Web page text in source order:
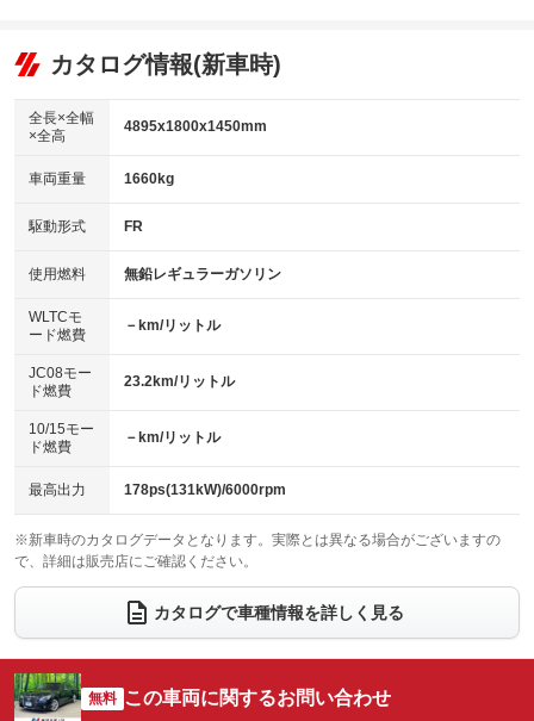
リフトアップ
：装備なし
：装備なし
パワーウィンドウ
アイドリングストップ
：装備なし
USB入力端子
：装備なし
100V電源
：装備なし
センターデフロック
：装備なし
電動格納ミラー
：装備あり
ビジュアル：-／DVD再生
：装備あり
：装備あり
革シート
キーレス
HID(キセノンライト)
：装備あり
バックカメラ
：装備あり
エアロ
：装備なし
：装備なし
パワーシート
ベンチシート
：装備なし
チップアップシート
：装備なし
：装備なし ：装備あり
ウォークスルー
：装備なし
電動リアゲート フロントカメラ
：装備あり
：装備なし ：装備あり
サイドカメラ
：装備あり ルーフレール
：装備なし
カタログ情報(新車時)
全長×全幅
×全高
4895x1800x1450mm
車両重量 1660kg
駆動形式 FR
使用燃料 無鉛レギュラーガソリン
WLTCモ
ード燃費
－km/リットル
JC08モー
ド燃費
23.2km/リットル
10/15モー
ド燃費
－km/リットル
最高出力 178ps(131kW)/6000rpm
※新車時のカタログデータとなります。実際とは異なる場合がございますの
で、詳細は販売店にご確認ください。
カタログで車種情報を詳しく見る
無料 この車両に関するお問い合わせ